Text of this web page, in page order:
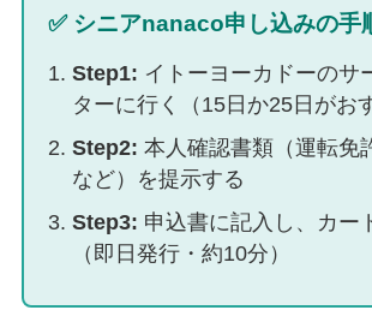
✅ シニアnanaco申し込みの手
Step1: イトーヨーカドーのサ
ターに行く（15日か25日がお
Step2: 本人確認書類（運転免
など）を提示する
Step3: 申込書に記入し、カー
（即日発行・約10分）